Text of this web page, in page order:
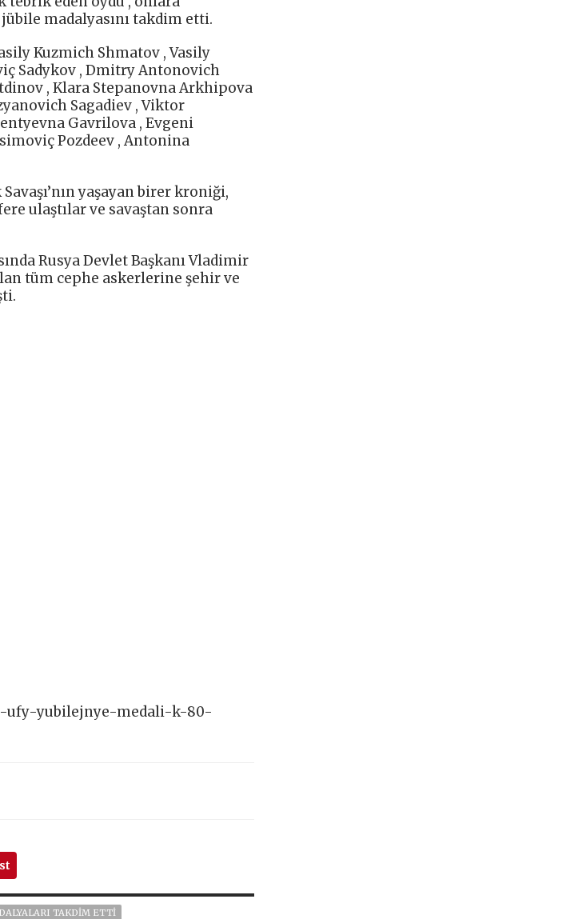
madalyasını takdim etti.
Kuzmich Shmatov , Vasily
Sadykov , Dmitry Antonovich
, Klara Stepanovna Arkhipova
Sagadiev , Viktor
Gavrilova , Evgeni
Pozdeev , Antonina
yaşayan birer kroniği,
ulaştılar ve savaştan sonra
Rusya Devlet Başkanı Vladimir
tüm cephe askerlerine şehir ve
ufy-yubilejnye-medali-k-80-
TAKDIM ETTI